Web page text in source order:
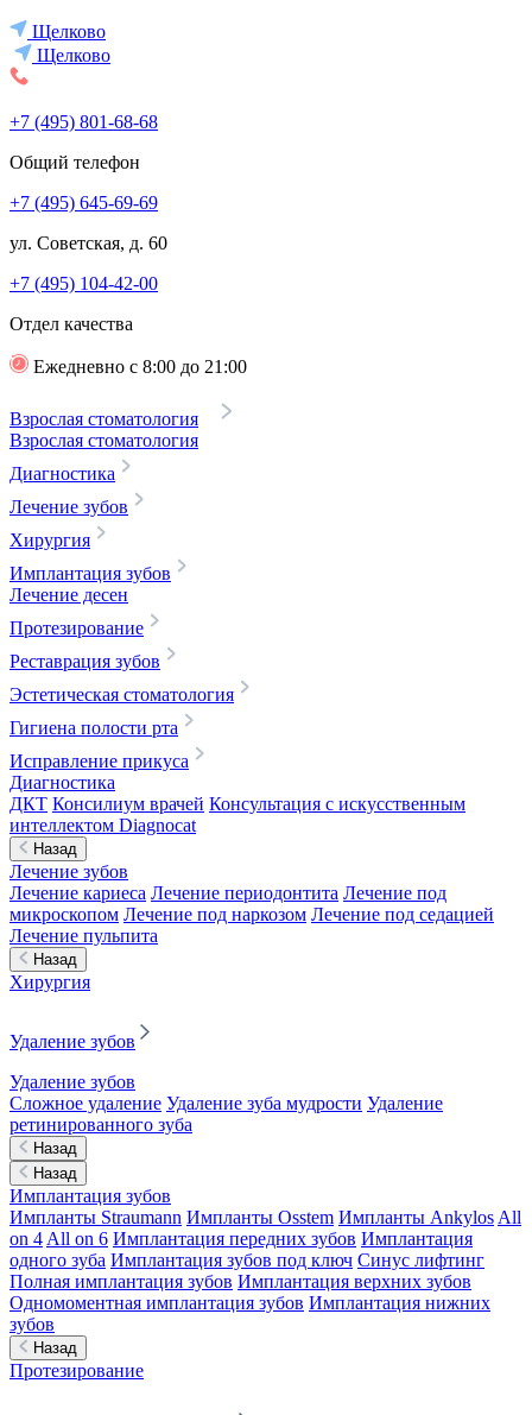
Щелково
Щелково
+7 (495) 801-68-68
Общий телефон
+7 (495) 645-69-69
ул. Советская, д. 60
+7 (495) 104-42-00
Отдел качества
Ежедневно с 8:00 до 21:00
Взрослая стоматология
Взрослая стоматология
Диагностика
Лечение зубов
Хирургия
Имплантация зубов
Лечение десен
Протезирование
Реставрация зубов
Эстетическая стоматология
Гигиена полости рта
Исправление прикуса
Диагностика
ДКТ Консилиум врачей Консультация с искусственным
интеллектом Diagnocat
Назад
Лечение зубов
Лечение кариеса Лечение периодонтита Лечение под
микроскопом Лечение под наркозом Лечение под седацией
Лечение пульпита
Назад
Хирургия
Удаление зубов
Удаление зубов
Сложное удаление Удаление зуба мудрости Удаление
ретинированного зуба
Назад
Назад
Имплантация зубов
Импланты Straumann Импланты Osstem Импланты Ankylos All
on 4 All on 6 Имплантация передних зубов Имплантация
одного зуба Имплантация зубов под ключ Синус лифтинг
Полная имплантация зубов Имплантация верхних зубов
Одномоментная имплантация зубов Имплантация нижних
зубов
Назад
Протезирование